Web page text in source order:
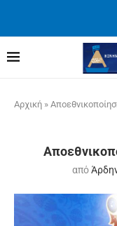
Αρχική »
από